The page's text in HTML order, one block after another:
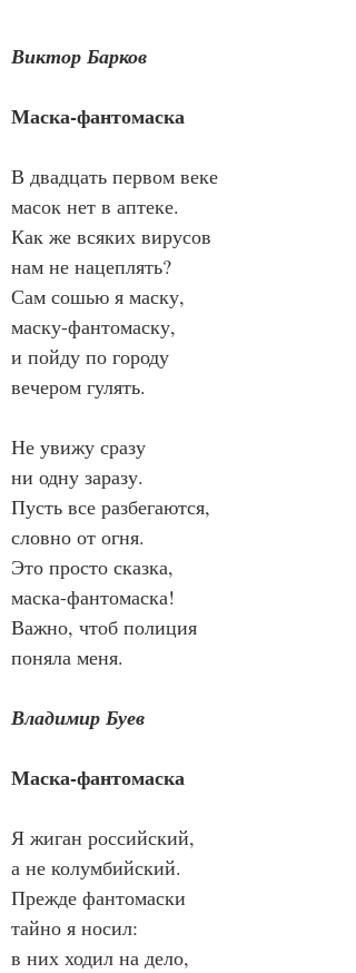
Виктор Барков
Маска-фантомаска
В двадцать первом веке
масок нет в аптеке.
Как же всяких вирусов
нам не нацеплять?
Сам сошью я маску,
маску-фантомаску,
и пойду по городу
вечером гулять.
Не увижу сразу
ни одну заразу.
Пусть все разбегаются,
словно от огня.
Это просто сказка,
маска-фантомаска!
Важно, чтоб полиция
поняла меня.
Владимир Буев
Маска-фантомаска
Я жиган российский,
а не колумбийский.
Прежде фантомаски
тайно я носил:
в них ходил на дело,